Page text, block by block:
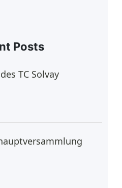
Posts
TC Solvay